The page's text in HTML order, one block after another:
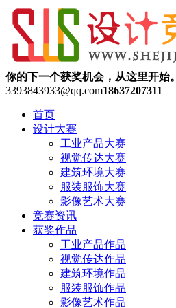
你的下一个获奖机会，从这里开始。
3393843933@qq.com18637207311
首页
设计大赛
工业产品大赛
视觉传达大赛
建筑环境大赛
服装服饰大赛
影像艺术大赛
竞赛资讯
获奖作品
工业产品作品
视觉传达作品
建筑环境作品
服装服饰作品
影像艺术作品